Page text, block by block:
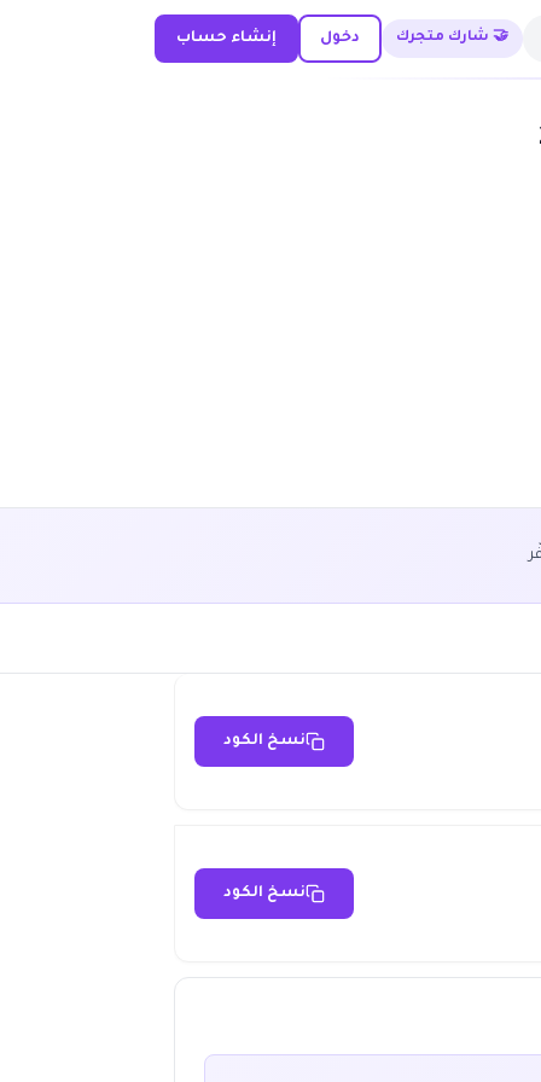
🤝 شارك متجرك دخول إنشاء حساب
نسخ الكود
نسخ الكود